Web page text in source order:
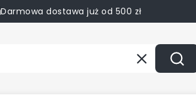
Darmowa dostawa już od 500 zł
WyczyśćSzukaj